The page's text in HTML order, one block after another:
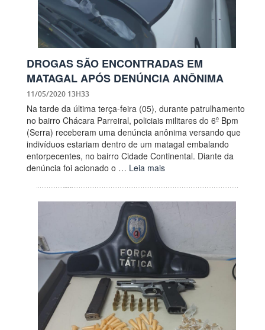
DROGAS SÃO ENCONTRADAS EM
MATAGAL APÓS DENÚNCIA ANÔNIMA
11/05/2020 13H33
Na tarde da última terça-feira (05), durante patrulhamento
no bairro Chácara Parreiral, policiais militares do 6º Bpm
(Serra) receberam uma denúncia anônima versando que
indivíduos estariam dentro de um matagal embalando
entorpecentes, no bairro Cidade Continental. Diante da
denúncia foi acionado o … Leia mais